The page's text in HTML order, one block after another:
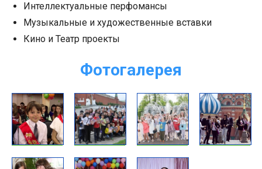
Интеллектуальные перфомансы
Музыкальные и художественные вставки
Кино и Театр проекты
Фотогалерея